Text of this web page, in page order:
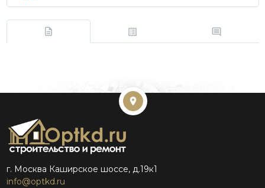
г. Москва Каширское шоссе, д.19к1
info@optkd.ru